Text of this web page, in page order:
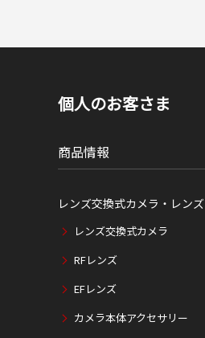
個人のお客さま
商品情報
レンズ交換式カメラ・レンズ
レンズ交換式カメラ
RFレンズ
EFレンズ
カメラ本体アクセサリー